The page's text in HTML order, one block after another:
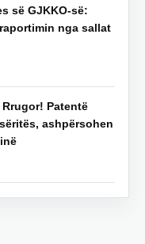
së GJKKO-së:
nga sallat
Patentë
ashpërsohen